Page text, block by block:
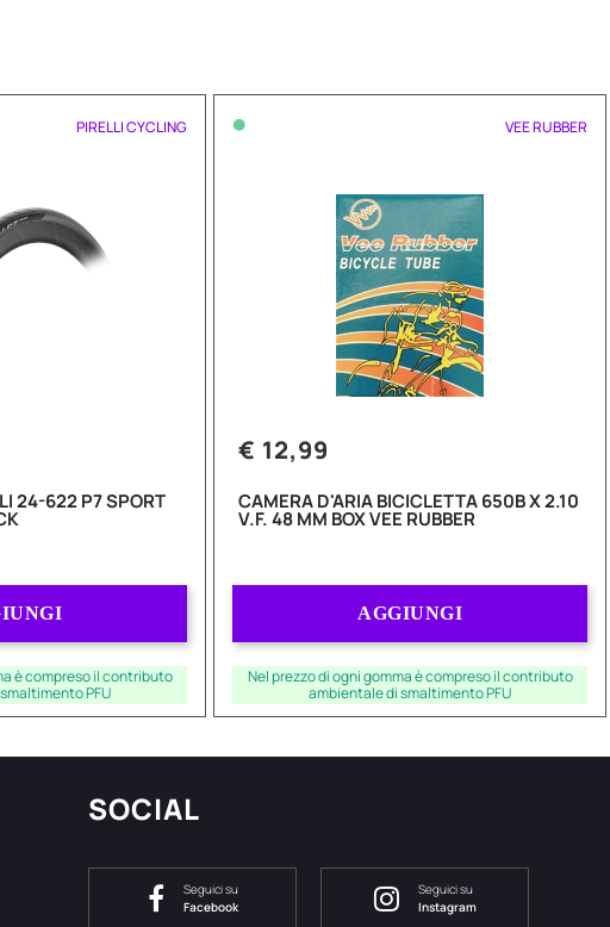
PIRELLI CYCLING
24-622 P7 SPORT
è compreso il contributo
PFU
• VEE RUBBER
€ 12,99
CAMERA D'ARIA BICICLETTA 650B X 2.10
V.F. 48 MM BOX VEE RUBBER
AGGIUNGI
Nel prezzo di ogni gomma è compreso il contributo
ambientale di smaltimento PFU
SOCIAL
Seguici su
Facebook
Seguici su
Instagram